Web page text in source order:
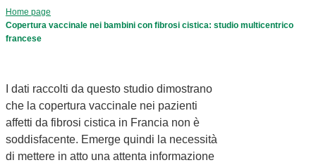
Home page
Copertura vaccinale nei bambini con fibrosi cistica: studio multicentrico
francese
I dati raccolti da questo studio dimostrano
che la copertura vaccinale nei pazienti
affetti da fibrosi cistica in Francia non è
soddisfacente. Emerge quindi la necessità
di mettere in atto una attenta informazione